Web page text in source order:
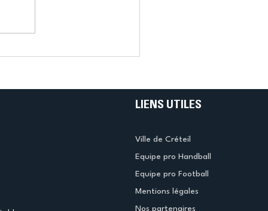
LIENS UTILES
Ville de Créteil
Equipe pro Handball
Equipe pro Football
Mentions légales
Nos partenaires